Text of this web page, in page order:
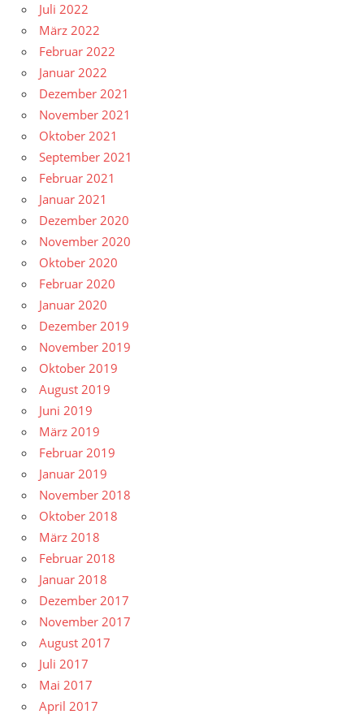
Juli 2022
März 2022
Februar 2022
Januar 2022
Dezember 2021
November 2021
Oktober 2021
September 2021
Februar 2021
Januar 2021
Dezember 2020
November 2020
Oktober 2020
Februar 2020
Januar 2020
Dezember 2019
November 2019
Oktober 2019
August 2019
Juni 2019
März 2019
Februar 2019
Januar 2019
November 2018
Oktober 2018
März 2018
Februar 2018
Januar 2018
Dezember 2017
November 2017
August 2017
Juli 2017
Mai 2017
April 2017